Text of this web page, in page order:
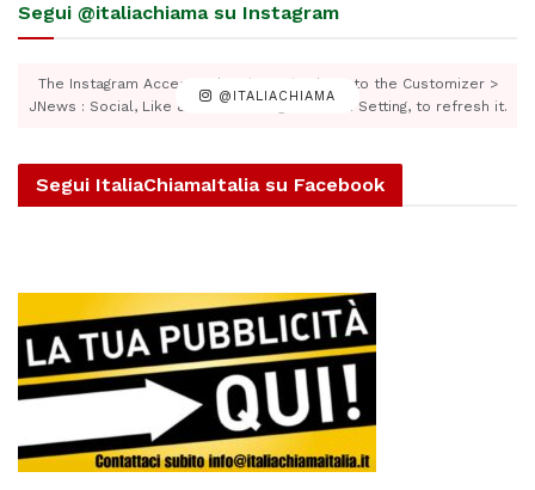
Segui @italiachiama su Instagram
@ITALIACHIAMA
The Instagram Access Token is expired, Go to the Customizer >
JNews : Social, Like & View > Instagram Feed Setting, to refresh it.
Segui ItaliaChiamaItalia su Facebook